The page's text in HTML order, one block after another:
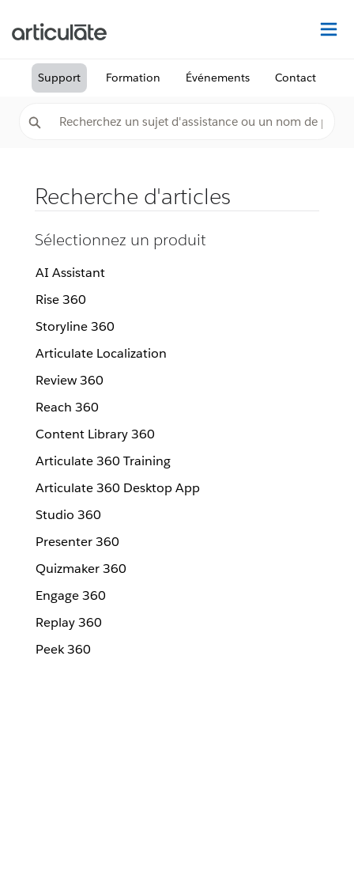
Support Formation Événements Contact
Recherche d'articles
Sélectionnez un produit
AI Assistant
Rise 360
Storyline 360
Articulate Localization
Review 360
Reach 360
Content Library 360
Articulate 360 Training
Articulate 360 Desktop App
Studio 360
Presenter 360
Quizmaker 360
Engage 360
Replay 360
Peek 360